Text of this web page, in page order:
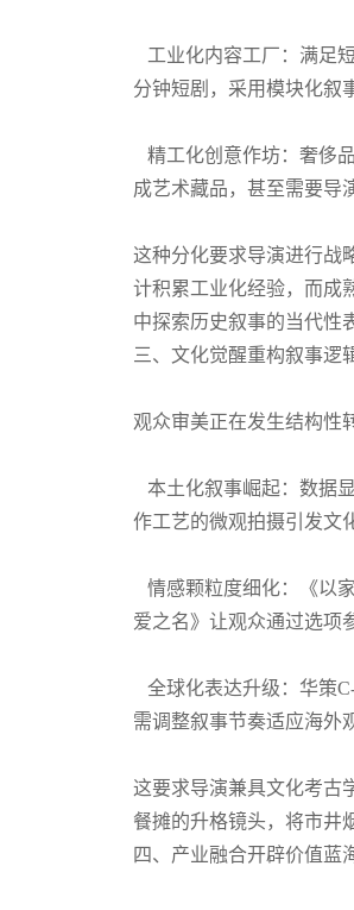
工业化内容工厂：满足
分钟短剧，采用模块化叙
精工化创意作坊：奢侈
成艺术藏品，甚至需要导
这种分化要求导演进行战
计积累工业化经验，而成
中探索历史叙事的当代性
三、文化觉醒重构叙事逻
观众审美正在发生结构性
本土化叙事崛起：数据
作工艺的微观拍摄引发文
情感颗粒度细化：《以
爱之名》让观众通过选项
全球化表达升级：华策
需调整叙事节奏适应海外
这要求导演兼具文化考古
餐摊的升格镜头，将市井
四、产业融合开辟价值蓝